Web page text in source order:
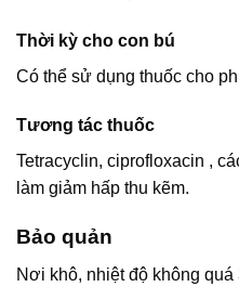
Thời kỳ cho con bú
Có thể sử dụng thuốc cho
Tương tác thuốc
Tetracyclin, ciprofloxacin ,
làm giảm hấp thu kẽm.
Bảo quản
Nơi khô, nhiệt độ không quá